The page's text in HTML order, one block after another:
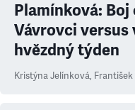
Plamínková:
Vávrovci versus
hvězdný týden
Kristýna Jelínková, František